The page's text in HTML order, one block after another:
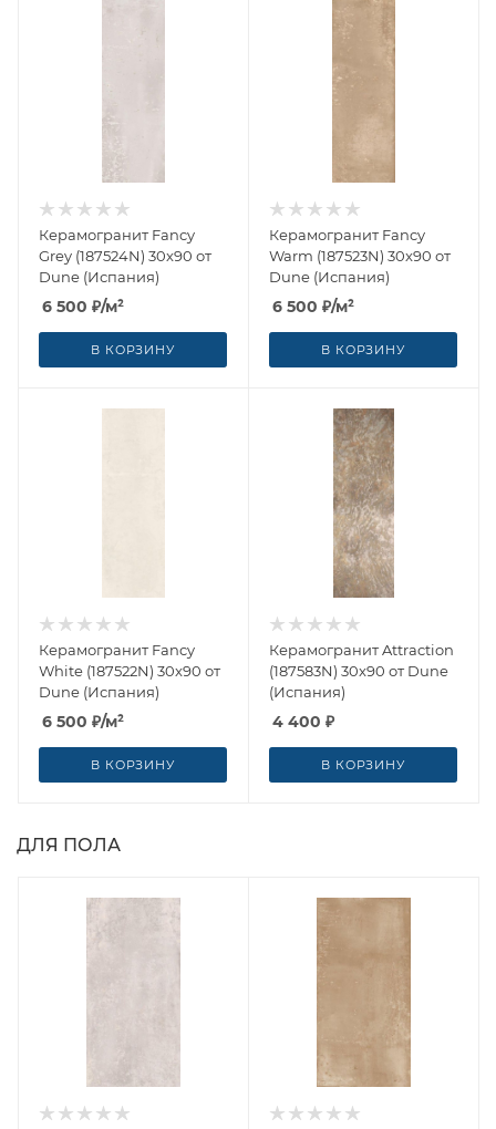
Керамогранит Fancy
Grey (187524N) 30x90 от
Dune (Испания)
6 500 ₽/м²
В КОРЗИНУ
Керамогранит Fancy
Warm (187523N) 30x90 от
Dune (Испания)
6 500 ₽/м²
В КОРЗИНУ
Керамогранит Fancy
White (187522N) 30x90 от
Dune (Испания)
6 500 ₽/м²
В КОРЗИНУ
Керамогранит Attraction
(187583N) 30x90 от Dune
(Испания)
4 400 ₽
В КОРЗИНУ
ДЛЯ ПОЛА